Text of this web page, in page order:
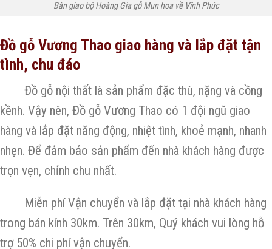
Bàn giao bộ Hoàng Gia gỗ Mun hoa về Vĩnh Phúc
Đồ gỗ Vương Thao giao hàng và lắp đặt tận
tình, chu đáo
Đồ gỗ nội thất là sản phẩm đặc thù, nặng và cồng
kềnh. Vậy nên, Đồ gỗ Vương Thao có 1 đội ngũ giao
hàng và lắp đặt năng động, nhiệt tình, khoẻ mạnh, nhanh
nhẹn. Để đảm bảo sản phẩm đến nhà khách hàng được
trọn vẹn, chỉnh chu nhất.
Miễn phí Vận chuyển và lắp đặt tại nhà khách hàng
trong bán kính 30km. Trên 30km, Quý khách vui lòng hỗ
trợ 50% chi phí vận chuyển.